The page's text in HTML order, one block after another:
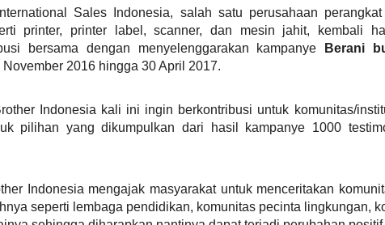
Sales Indonesia, salah satu perusahaan
printer, printer label, scanner, dan mesin jahit, kembali
bersama dengan menyelenggarakan kampanye
Berani
2016 hingga 30 April 2017.
Indonesia kali ini ingin berkontribusi untuk komunitas/
pilihan yang dikumpulkan dari hasil kampanye 1000
Indonesia mengajak masyarakat untuk menceritakan
seperti lembaga pendidikan, komunitas pecinta lingkungan,